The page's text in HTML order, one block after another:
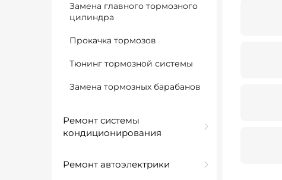
Замена главного тормозного
цилиндра
Прокачка тормозов
Тюнинг тормозной системы
Замена тормозных барабанов
Ремонт системы
кондиционирования
Ремонт автоэлектрики